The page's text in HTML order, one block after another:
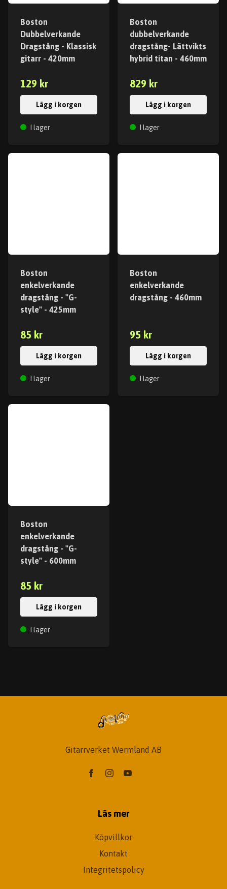
Boston
Dubbelverkande
Dragstång - Klassisk
gitarr - 420mm
129 kr
Lägg i korgen
I lager
Boston
dubbelverkande
dragstång- Lättvikts
hybrid titan - 460mm
829 kr
Lägg i korgen
I lager
Boston
enkelverkande
dragstång - "G-
style" - 425mm
85 kr
Lägg i korgen
I lager
Boston
enkelverkande
dragstång - 460mm
95 kr
Lägg i korgen
I lager
Boston
enkelverkande
dragstång - "G-
style" - 600mm
85 kr
Lägg i korgen
I lager
Gitarrverket Wermland AB
Läs mer
Köpvillkor
Kontakt
Integritetspolicy